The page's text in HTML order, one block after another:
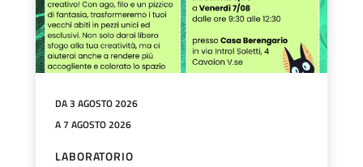
DA 3 AGOSTO 2026
A 7 AGOSTO 2026
LABORATORIO